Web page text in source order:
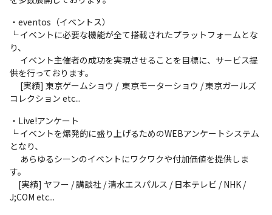
・eventos（イベントス）
└ イベントに必要な機能が全て搭載されたプラットフォームとな
り、
イベント主催者の成功を実現させることを目標に、サービス提
供を行っております。
[実績] 東京ゲームショウ /  東京モーターショウ / 東京ガールズ
コレクション etc...
・Live!アンケート
└ イベントを爆発的に盛り上げるためのWEBアンケートシステム
となり、
あらゆるシーンのイベントにワクワクや付加価値を提供しま
す。
[実績] ヤフー / 講談社 / 清水エスパルス / 日本テレビ / NHK /
J;COM etc...